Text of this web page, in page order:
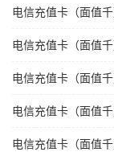
电信充值卡（面值
电信充值卡（面值
电信充值卡（面值
电信充值卡（面值
电信充值卡（面值